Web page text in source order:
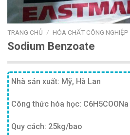
TRANG CHỦ / HÓA CHẤT CÔNG NGHIỆP
Sodium Benzoate
Nhà sản xuất: Mỹ, Hà Lan
Công thức hóa học: C6H5COONa
Quy cách: 25kg/bao